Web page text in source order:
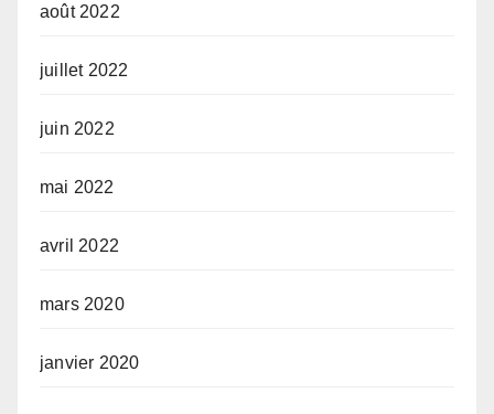
août 2022
juillet 2022
juin 2022
mai 2022
avril 2022
mars 2020
janvier 2020